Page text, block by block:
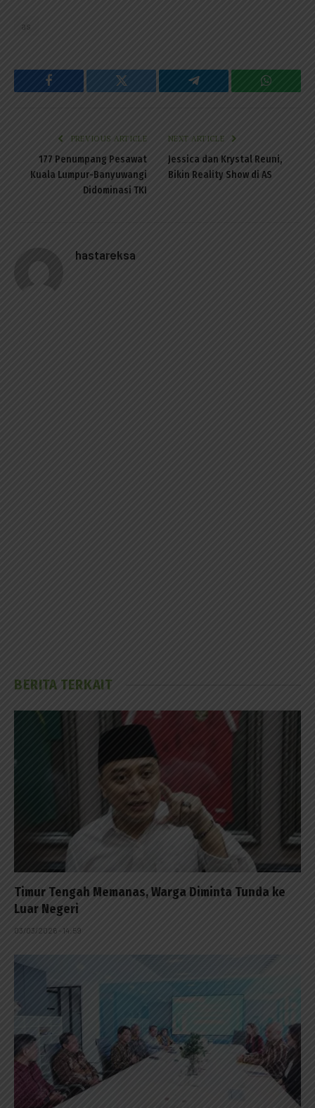
as
Facebook Twitter Telegram
PREVIOUS ARTICLE
177 Penumpang Pesawat
Kuala Lumpur-Banyuwangi
Didominasi TKI
NEXT ARTICLE
Jessica dan Krystal Reuni,
Bikin Reality Show di AS
hastareksa
BERITA TERKAIT
Timur Tengah Memanas, Warga Diminta Tunda ke
Luar Negeri
03/03/2026 - 14:59